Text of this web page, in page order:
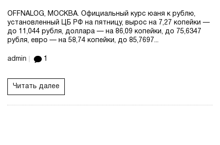
75,63 руб, евро — 85,77 руб
OFFNALOG, МОСКВА. Официальный курс юаня к рублю,
установленный ЦБ РФ на пятницу, вырос на 7,27 копейки —
до 11,044 рубля, доллара — на 86,09 копейки, до 75,6347
рубля, евро — на 58,74 копейки, до 85,7697...
admin 1
Читать далее